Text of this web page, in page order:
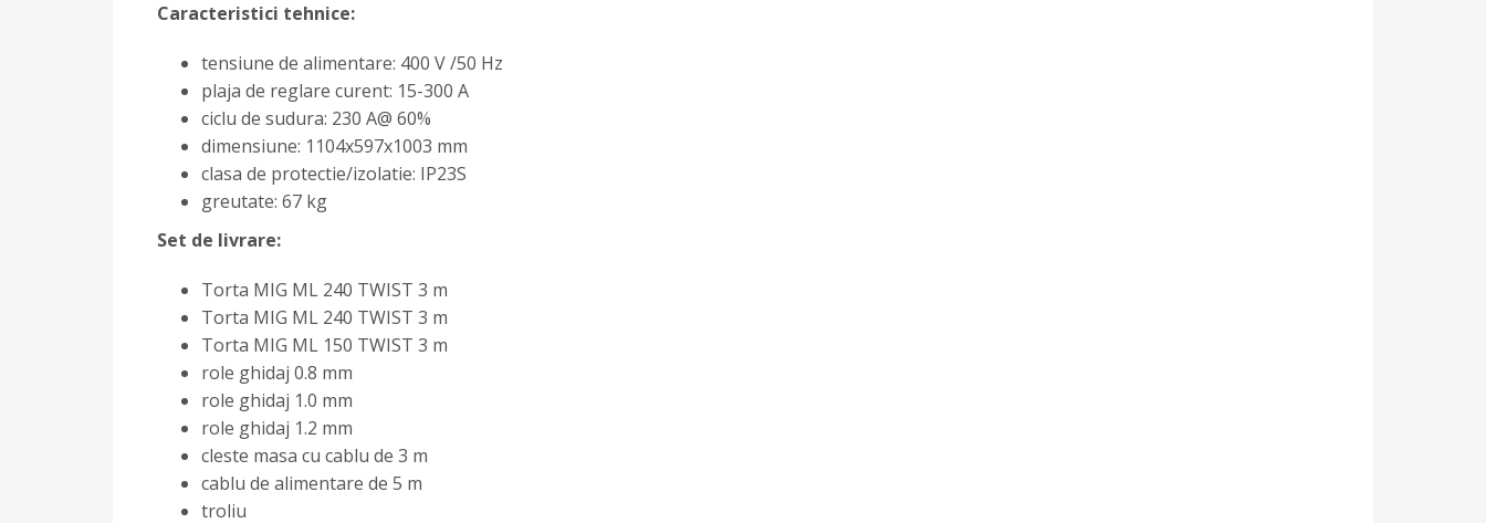
Caracteristici tehnice:
tensiune de alimentare: 400 V /50 Hz
plaja de reglare curent: 15-300 A
ciclu de sudura: 230 A@ 60%
dimensiune: 1104x597x1003 mm
clasa de protectie/izolatie: IP23S
greutate: 67 kg
Set de livrare:
Torta MIG ML 240 TWIST 3 m
Torta MIG ML 240 TWIST 3 m
Torta MIG ML 150 TWIST 3 m
role ghidaj 0.8 mm
role ghidaj 1.0 mm
role ghidaj 1.2 mm
cleste masa cu cablu de 3 m
cablu de alimentare de 5 m
troliu